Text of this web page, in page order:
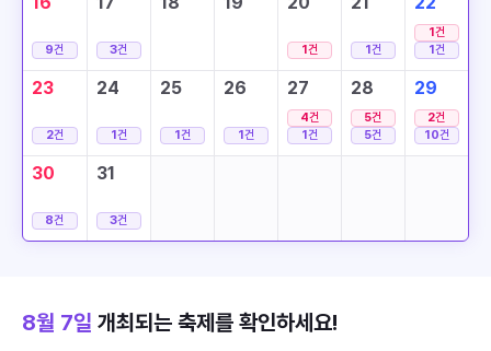
9건 3건 1건 1건
1건
1건
23
2건
24
1건
25
1건
26
1건
27
4건
1건
28
5건
5건
29
2건
10건
30
8건
31
3건
8월 7일 개최되는 축제를 확인하세요!